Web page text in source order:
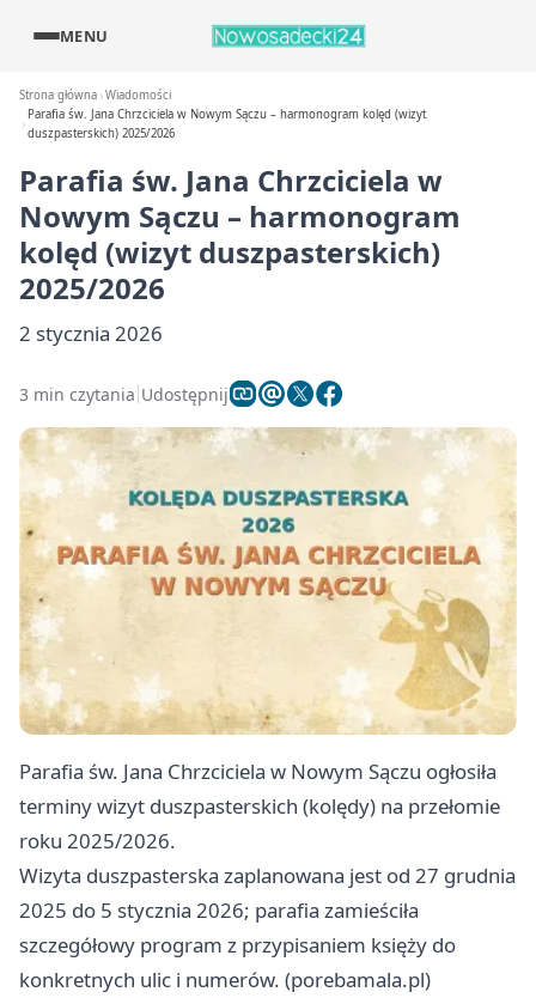
MENU
Strona główna Wiadomości
Parafia św. Jana Chrzciciela w Nowym Sączu – harmonogram kolęd (wizyt
duszpasterskich) 2025/2026
Parafia św. Jana Chrzciciela w
Nowym Sączu – harmonogram
kolęd (wizyt duszpasterskich)
2025/2026
2 stycznia 2026
3 min czytania Udostępnij
Parafia św. Jana Chrzciciela w Nowym Sączu ogłosiła
terminy wizyt duszpasterskich (kolędy) na przełomie
roku 2025/2026.
Wizyta duszpasterska zaplanowana jest od 27 grudnia
2025 do 5 stycznia 2026; parafia zamieściła
szczegółowy program z przypisaniem księży do
konkretnych ulic i numerów. (porebamala.pl)